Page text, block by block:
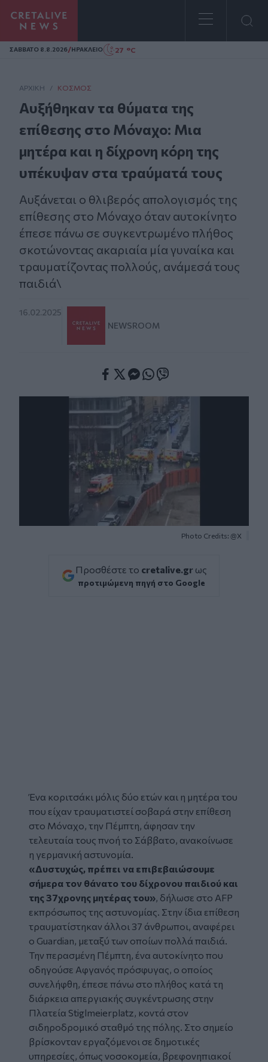
Homepage
ΣAΒΒΑΤΟ 8.8.2026/ΗΡΑΚΛΕΙΟ 27 °C
ΑΡΧΙΚΗ / ΚΌΣΜΟΣ
Αυξήθηκαν τα θύματα της
επίθεσης στο Μόναχο: Μια
μητέρα και η δίχρονη κόρη της
υπέκυψαν στα τραύματά τους
Αυξάνεται ο θλιβερός απολογισμός της
επίθεσης στο Μόναχο όταν αυτοκίνητο
έπεσε πάνω σε συγκεντρωμένο πλήθος
σκοτώνοντας ακαριαία μία γυναίκα και
τραυματίζοντας πολλούς, ανάμεσά τους
παιδιά\
16.02.2025
NEWSROOM
Photo Credits: @X
Προσθέστε το cretalive.gr ως
προτιμώμενη πηγή στο Google
Ένα κοριτσάκι μόλις δύο ετών και η μητέρα του
που είχαν τραυματιστεί σοβαρά στην επίθεση
στο Μόναχο, την Πέμπτη, άφησαν την
τελευταία τους πνοή το Σάββατο, ανακοίνωσε
η γερμανική αστυνομία.
«Δυστυχώς, πρέπει να επιβεβαιώσουμε
σήμερα τον θάνατο του δίχρονου παιδιού και
της 37χρονης μητέρας του», δήλωσε στο AFP
εκπρόσωπος της αστυνομίας. Στην ίδια επίθεση
τραυματίστηκαν άλλοι 37 άνθρωποι, αναφέρει
ο Guardian, μεταξύ των οποίων πολλά παιδιά.
Την περασμένη Πέμπτη, ένα αυτοκίνητο που
οδηγούσε Αφγανός πρόσφυγας, ο οποίος
συνελήφθη, έπεσε πάνω στο πλήθος κατά τη
διάρκεια απεργιακής συγκέντρωσης στην
Πλατεία Stiglmeierplatz, κοντά στον
σιδηροδρομικό σταθμό της πόλης. Στο σημείο
βρίσκονταν εργαζόμενοι σε δημοτικές
υπηρεσίες, όπως νοσοκομεία, βρεφονηπιακοί